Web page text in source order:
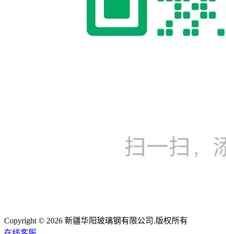
Copyright © 2026 新疆华阳玻璃钢有限公司.版权所有